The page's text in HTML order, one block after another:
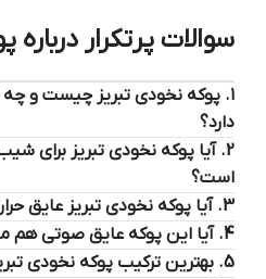
سوالات پرتکرار
۱. پوکه نخودی تبریز چیست و چه
دارد؟
2. آیا پوکه نخودی تبریز
است؟
3. آیا پوکه نخودی تبریز عایق حرارتی است؟
4. آیا این پوکه عایق صوتی هم محسوب می‌شود؟
5. بهترین ترکیب پوکه نخودی تبریز با سیمان چگونه است؟